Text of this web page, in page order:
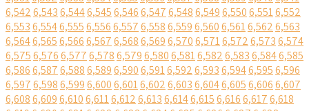
6,5426,5436,5446,5456,5466,5476,5486,5496,5506,5516,552
6,5536,5546,5556,5566,5576,5586,5596,5606,5616,5626,563
6,5646,5656,5666,5676,5686,5696,5706,5716,5726,5736,574
6,5756,5766,5776,5786,5796,5806,5816,5826,5836,5846,585
6,5866,5876,5886,5896,5906,5916,5926,5936,5946,5956,596
6,5976,5986,5996,6006,6016,6026,6036,6046,6056,6066,607
6,6086,6096,6106,6116,6126,6136,6146,6156,6166,6176,618